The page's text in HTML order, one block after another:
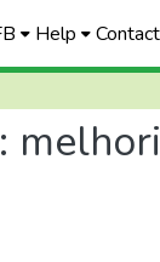
Help